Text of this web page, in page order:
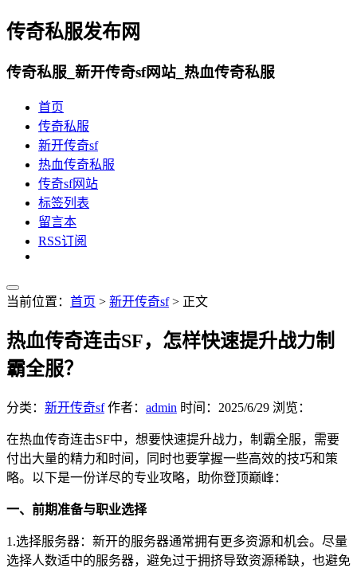
传奇私服发布网
传奇私服_新开传奇sf网站_热血传奇私服
首页
传奇私服
新开传奇sf
热血传奇私服
传奇sf网站
标签列表
留言本
RSS订阅
当前位置： 首页 > 新开传奇sf> 正文
热血传奇连击SF，怎样快速提升战力制
霸全服？
分类： 新开传奇sf 作者： admin 时间： 2025/6/29 浏览：
在热血传奇连击SF中，想要快速提升战力，制霸全服，需要
付出大量的精力和时间，同时也要掌握一些高效的技巧和策
略。以下是一份详尽的专业攻略，助你登顶巅峰：
一、前期准备与职业选择
1.选择服务器：新开的服务器通常拥有更多资源和机会。尽量
选择人数适中的服务器，避免过于拥挤导致资源稀缺，也避免